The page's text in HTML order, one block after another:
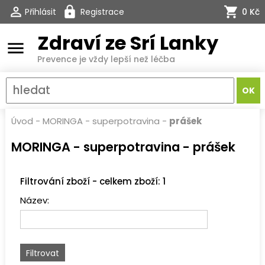
Přihlásit Registrace 0 Kč
menu Zdraví ze Srí Lanky
Prevence je vždy lepší než léčba
Úvod - MORINGA - superpotravina - prášek
MORINGA - superpotravina - prášek
Filtrování zboží - celkem zboží: 1
Název: